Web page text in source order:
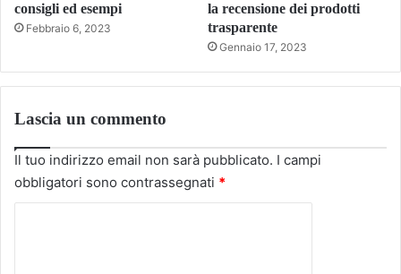
consigli ed esempi
Febbraio 6, 2023
la recensione dei prodotti
trasparente
Gennaio 17, 2023
Lascia un commento
Il tuo indirizzo email non sarà pubblicato. I campi
obbligatori sono contrassegnati *